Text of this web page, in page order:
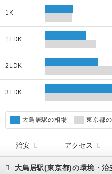
1K
1LDK
2LDK
3LDK
大鳥居駅の相場 東京都
治安 アクセス
大鳥居駅(東京都)の環境・治